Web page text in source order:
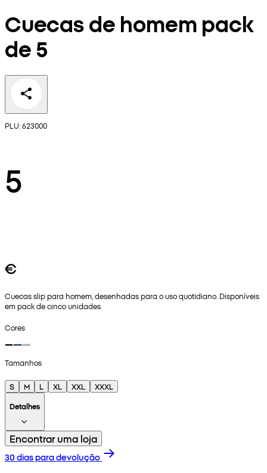
Cuecas de homem pack
de 5
PLU: 623000
5
€
Cuecas slip para homem, desenhadas para o uso quotidiano. Disponíveis
em pack de cinco unidades.
Cores
Tamanhos
S M L XL XXL
XXXL
Detalhes
Encontrar uma loja
30 dias para devolução